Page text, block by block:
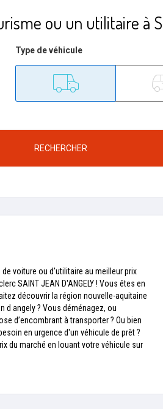
ou un utilitaire à
Type de véhicule
RECHERCHER
voiture ou d'utilitaire au meilleur prix
SAINT JEAN D'ANGELY ! Vous êtes en
découvrir la région nouvelle-aquitaine
d angely ? Vous déménagez, ou
d’encombrant à transporter ? Ou bien
en urgence d'un véhicule de prêt ?
du marché en louant votre véhicule sur